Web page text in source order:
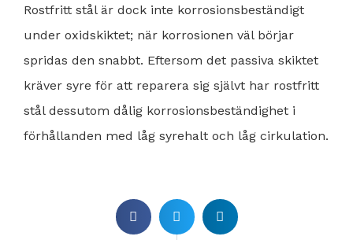
Rostfritt stål är dock inte korrosionsbeständigt
under oxidskiktet; när korrosionen väl börjar
spridas den snabbt. Eftersom det passiva skiktet
kräver syre för att reparera sig självt har rostfritt
stål dessutom dålig korrosionsbeständighet i
förhållanden med låg syrehalt och låg cirkulation.